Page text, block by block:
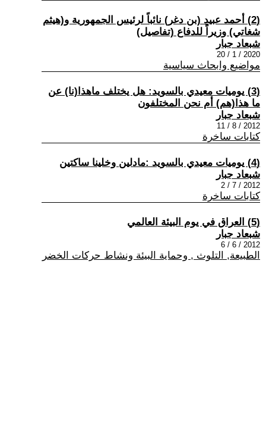
(2) أحمد عبيد (بن دغر) نائباً لرئيس الجمهورية و(هيثم
شغاتي) وزيراً للدفاع (تفاصيل)
شبعاد جبار
2020 / 1 / 20
مواضيع وابحاث سياسية
(3) يوميات معيدي بالسويد: هل يختلف ماهذا(نا) عن
ما هذا(هم) أم نحن المختلفون
شبعاد جبار
2012 / 8 / 11
كتابات ساخرة
(4) يوميات معيدي بالسويد :مادلين وخلينا ساكتين
شبعاد جبار
2012 / 7 / 2
كتابات ساخرة
(5) العراق في يوم البيئة العالمي
شبعاد جبار
2012 / 6 / 6
الطبيعة, التلوث , وحماية البيئة ونشاط حركات الخضر